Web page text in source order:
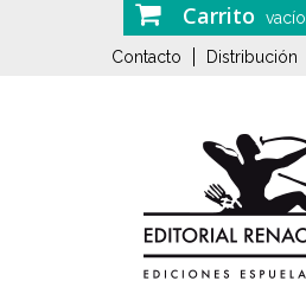
Carrito vacío
Contacto Distribución